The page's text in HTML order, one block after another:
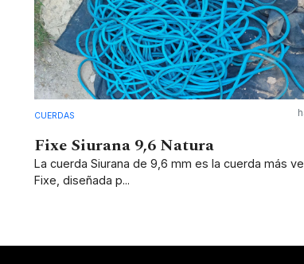
CUERDAS
Fixe Siurana 9,6 Natura
La cuerda Siurana de 9,6 mm es la cuerda más
Fixe, diseñada p...